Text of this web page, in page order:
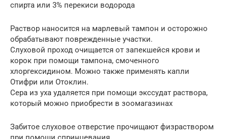
спирта или 3% перекиси водорода
Раствор наносится на марлевый тампон и осторожно
обрабатывают поврежденные участки.
Слуховой проход очищается от запекшейся крови и
корок при помощи тампона, смоченного
хлоргексидином. Можно также применять капли
Отифри или Отоклин.
Сера из уха удаляется при помощи экссудат раствора,
который можно приобрести в зоомагазинах
Забитое слуховое отверстие прочищают физраствором